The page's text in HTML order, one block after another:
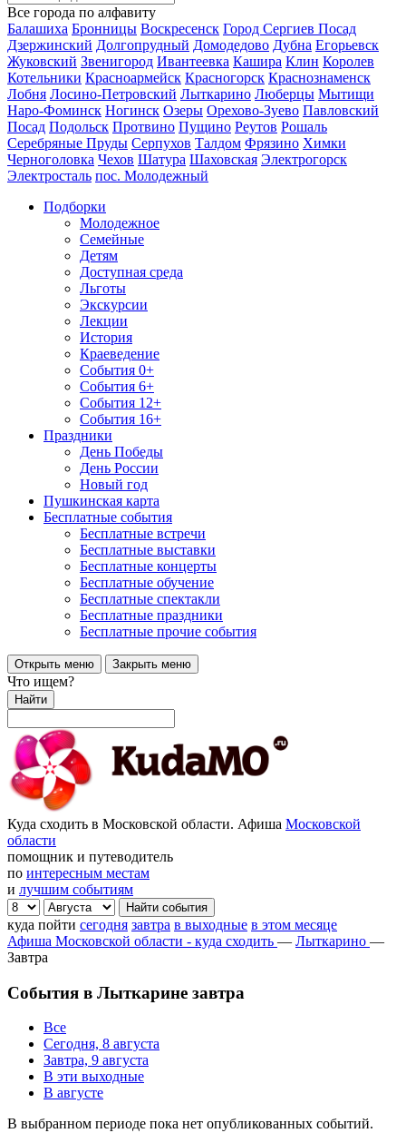
Все города по алфавиту
Балашиха Бронницы Воскресенск Город Сергиев Посад
Дзержинский Долгопрудный Домодедово Дубна Егорьевск
Жуковский Звенигород Ивантеевка Кашира Клин Королев
Котельники Красноармейск Красногорск Краснознаменск
Лобня Лосино-Петровский Лыткарино Люберцы Мытищи
Наро-Фоминск Ногинск Озеры Орехово-Зуево Павловский
Посад Подольск Протвино Пущино Реутов Рошаль
Серебряные Пруды Серпухов Талдом Фрязино Химки
Черноголовка Чехов Шатура Шаховская Электрогорск
Электросталь пос. Молодежный
Подборки
Молодежное
Семейные
Детям
Доступная среда
Льготы
Экскурсии
Лекции
История
Краеведение
События 0+
События 6+
События 12+
События 16+
Праздники
День Победы
День России
Новый год
Пушкинская карта
Бесплатные события
Бесплатные встречи
Бесплатные выставки
Бесплатные концерты
Бесплатные обучение
Бесплатные спектакли
Бесплатные праздники
Бесплатные прочие события
Открыть меню Закрыть меню
Что ищем?
Найти
Куда сходить в Московской области. Афиша Московской
области
помощник и путеводитель
по интересным местам
и лучшим событиям
куда пойти сегодня завтра в выходные в этом месяце
Афиша Московской области - куда сходить — Лыткарино —
Завтра
События в Лыткарине завтра
Все
Сегодня, 8 августа
Завтра, 9 августа
В эти выходные
В августе
В выбранном периоде пока нет опубликованных событий.